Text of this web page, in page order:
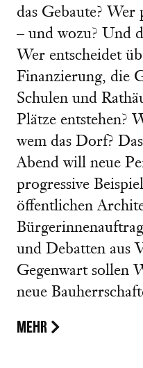
das Gebaute? Wer
– und wozu? Und
Wer entscheidet
Finanzierung, die
Schulen und
Plätze entstehen?
wem das Dorf?
Abend will neue
progressive
öffentlichen
und Debatten aus
Gegenwart sollen
neue
MEHR